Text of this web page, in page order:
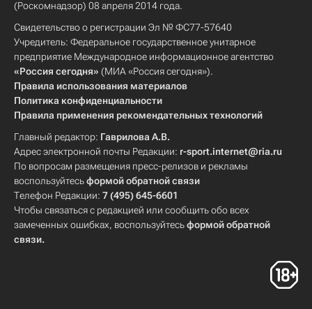
(Роскомнадзор) 08 апреля 2014 года.
Свидетельство о регистрации Эл № ФС77-57640
Учредитель: Федеральное государственное унитарное
предприятие Международное информационное агентство
«Россия сегодня» (МИА «Россия сегодня»).
Правила использования материалов
Политика конфиденциальности
Правила применения рекомендательных технологий
Главный редактор: Гаврилова А.В.
Адрес электронной почты Редакции: r-sport.internet@ria.ru
По вопросам размещения пресс-релизов и рекламы
воспользуйтесьформой обратной связи
Телефон Редакции: 7 (495) 645-6601
Чтобы связаться с редакцией или сообщить обо всех
замеченных ошибках, воспользуйтесьформой обратной
связи.